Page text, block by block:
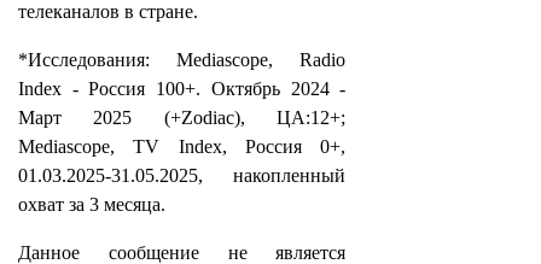
телеканалов в стране.
*Исследования: Mediascope, Radio
Index - Россия 100+. Октябрь 2024 -
Март 2025 (+Zodiac), ЦА:12+;
Mediascope, TV Index, Россия 0+,
01.03.2025-31.05.2025, накопленный
охват за 3 месяца.
Данное сообщение не является